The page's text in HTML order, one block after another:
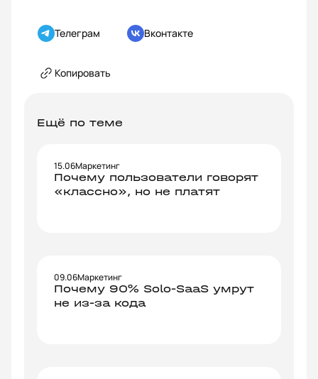
Телеграм Вконтакте
Копировать
Ещё по теме
15.06Маркетинг
Почему пользователи говорят
«классно», но не платят
09.06Маркетинг
Почему 90% Solo-SaaS умрут
не из-за кода